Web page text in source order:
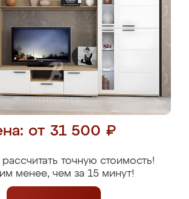
от 31 500 ₽
точную стоимость!
менее, чем за 15 минут!